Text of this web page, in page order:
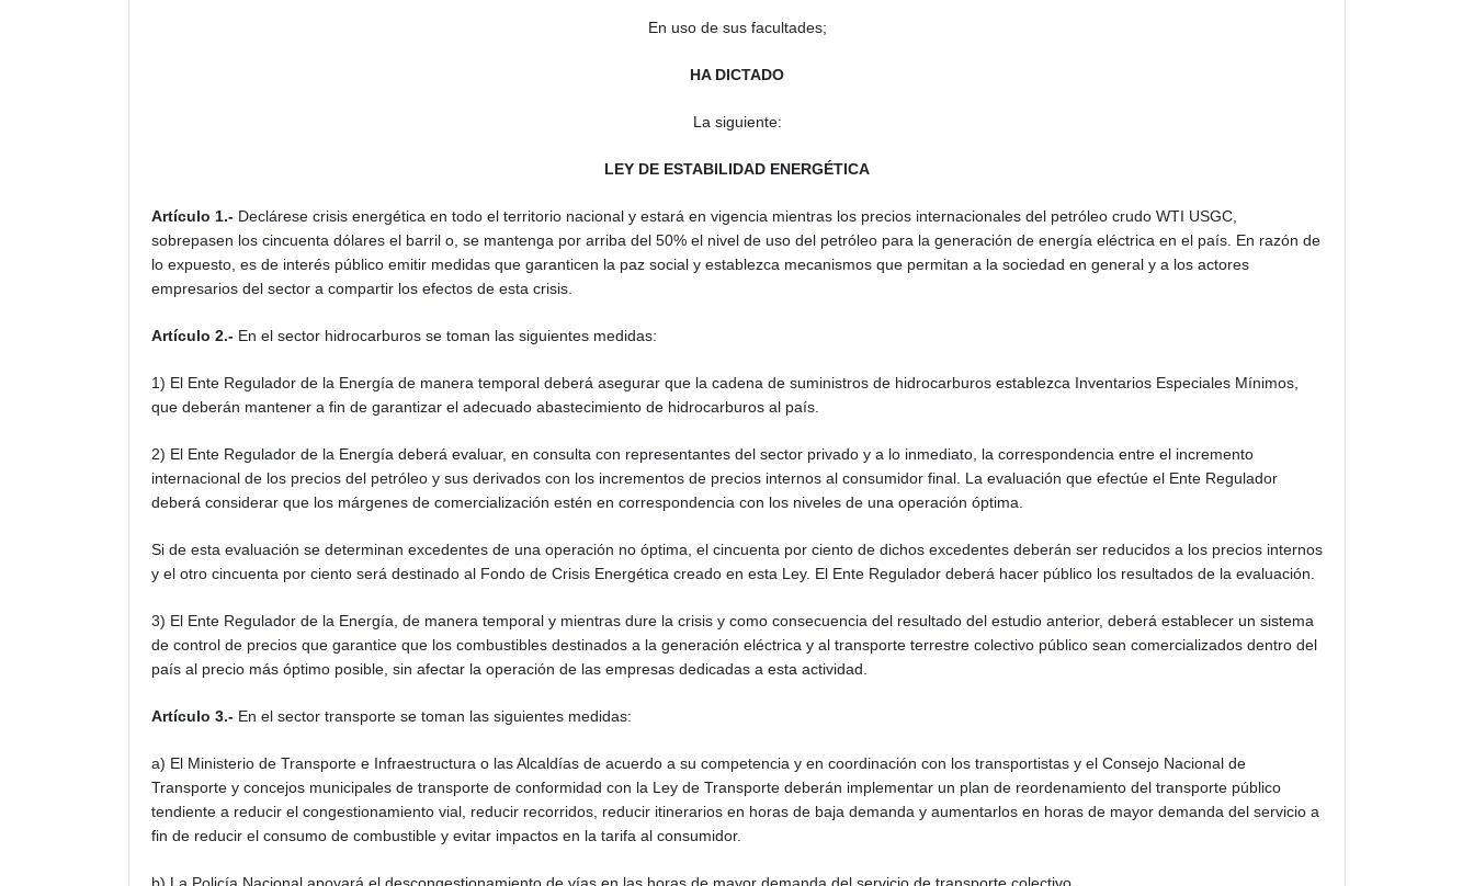
En uso de sus facultades;
HA DICTADO
La siguiente:
LEY DE ESTABILIDAD ENERGÉTICA
Artículo 1.- Declárese crisis energética en todo el territorio nacional y estará en vigencia mientras los precios internacionales del petróleo crudo WTI USGC,
sobrepasen los cincuenta dólares el barril o, se mantenga por arriba del 50% el nivel de uso del petróleo para la generación de energía eléctrica en el país. En razón de
lo expuesto, es de interés público emitir medidas que garanticen la paz social y establezca mecanismos que permitan a la sociedad en general y a los actores
empresarios del sector a compartir los efectos de esta crisis.
Artículo 2.- En el sector hidrocarburos se toman las siguientes medidas:
1) El Ente Regulador de la Energía de manera temporal deberá asegurar que la cadena de suministros de hidrocarburos establezca Inventarios Especiales Mínimos,
que deberán mantener a fin de garantizar el adecuado abastecimiento de hidrocarburos al país.
2) El Ente Regulador de la Energía deberá evaluar, en consulta con representantes del sector privado y a lo inmediato, la correspondencia entre el incremento
internacional de los precios del petróleo y sus derivados con los incrementos de precios internos al consumidor final. La evaluación que efectúe el Ente Regulador
deberá considerar que los márgenes de comercialización estén en correspondencia con los niveles de una operación óptima.
Si de esta evaluación se determinan excedentes de una operación no óptima, el cincuenta por ciento de dichos excedentes deberán ser reducidos a los precios internos
y el otro cincuenta por ciento será destinado al Fondo de Crisis Energética creado en esta Ley. El Ente Regulador deberá hacer público los resultados de la evaluación.
3) El Ente Regulador de la Energía, de manera temporal y mientras dure la crisis y como consecuencia del resultado del estudio anterior, deberá establecer un sistema
de control de precios que garantice que los combustibles destinados a la generación eléctrica y al transporte terrestre colectivo público sean comercializados dentro del
país al precio más óptimo posible, sin afectar la operación de las empresas dedicadas a esta actividad.
Artículo 3.- En el sector transporte se toman las siguientes medidas:
a) El Ministerio de Transporte e Infraestructura o las Alcaldías de acuerdo a su competencia y en coordinación con los transportistas y el Consejo Nacional de
Transporte y concejos municipales de transporte de conformidad con la Ley de Transporte deberán implementar un plan de reordenamiento del transporte público
tendiente a reducir el congestionamiento vial, reducir recorridos, reducir itinerarios en horas de baja demanda y aumentarlos en horas de mayor demanda del servicio a
fin de reducir el consumo de combustible y evitar impactos en la tarifa al consumidor.